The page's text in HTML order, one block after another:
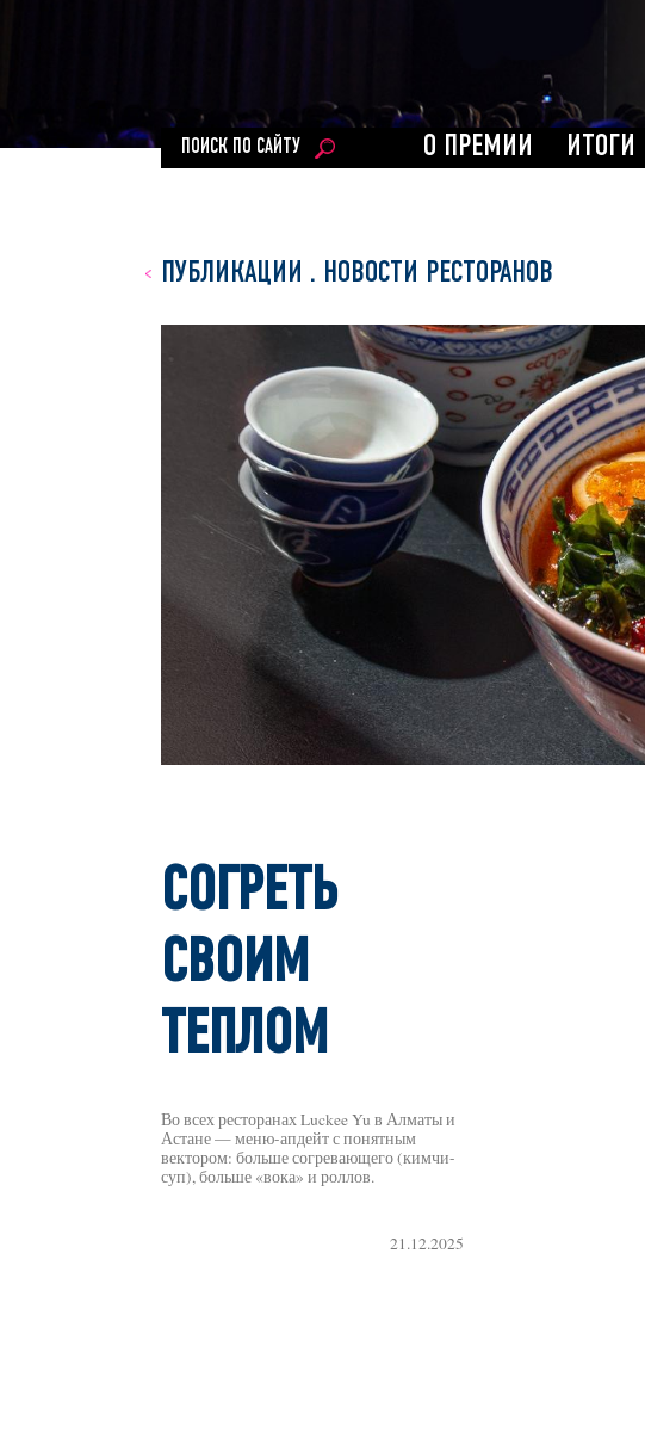
О ПРЕМИИ ИТОГИ
ПОИСК ПО САЙТУ
ПУБЛИКАЦИИ . НОВОСТИ РЕСТОРАНОВ
СОГРЕТЬ
СВОИМ
ТЕПЛОМ
Во всех ресторанах Luckee Yu в Алматы и
Астане — меню-апдейт с понятным
вектором: больше согревающего (кимчи-
суп), больше «вока» и роллов.
21.12.2025